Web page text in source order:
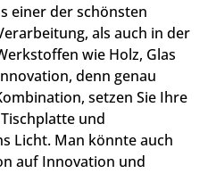
einer der schönsten
als auch in der
wie Holz, Glas
denn genau
setzen Sie Ihre
und
Licht. Man könnte auch
auf Innovation und